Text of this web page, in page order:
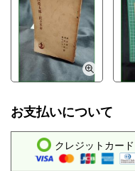
お支払いについて
クレジットカード